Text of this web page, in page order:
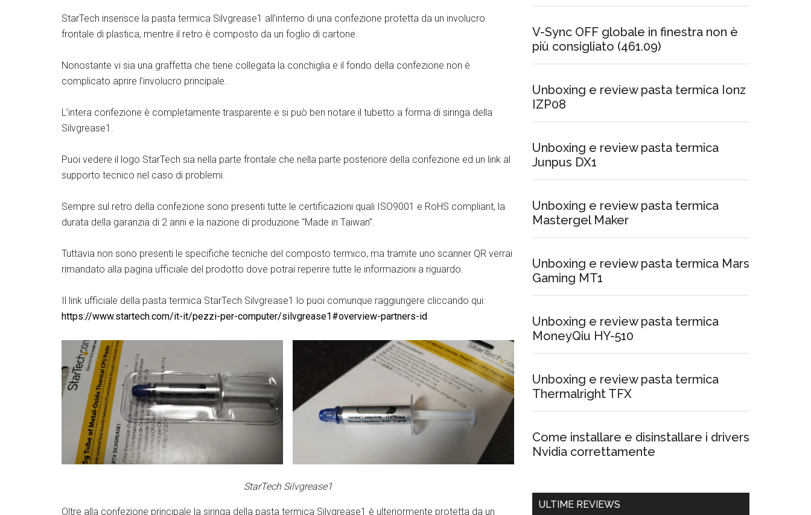
StarTech inserisce la pasta termica Silvgrease1 all’interno di una confezione protetta da un involucro
frontale di plastica, mentre il retro è composto da un foglio di cartone.
Nonostante vi sia una graffetta che tiene collegata la conchiglia e il fondo della confezione non è
complicato aprire l’involucro principale.
L’intera confezione è completamente trasparente e si può ben notare il tubetto a forma di siringa della
Silvgrease1.
Puoi vedere il logo StarTech sia nella parte frontale che nella parte posteriore della confezione ed un link al
supporto tecnico nel caso di problemi.
Sempre sul retro della confezione sono presenti tutte le certificazioni quali ISO9001 e RoHS compliant, la
durata della garanzia di 2 anni e la nazione di produzione “Made in Taiwan”.
Tuttavia non sono presenti le specifiche tecniche del composto termico, ma tramite uno scanner QR verrai
rimandato alla pagina ufficiale del prodotto dove potrai reperire tutte le informazioni a riguardo.
Il link ufficiale della pasta termica StarTech Silvgrease1 lo puoi comunque raggiungere cliccando qui:
https://www.startech.com/it-it/pezzi-per-computer/silvgrease1#overview-partners-id
StarTech Silvgrease1
Oltre alla confezione principale la siringa della pasta termica Silvgrease1 è ulteriormente protetta da un
V-Sync OFF globale in finestra non è
più consigliato (461.09)
Unboxing e review pasta termica Ionz
IZP08
Unboxing e review pasta termica
Junpus DX1
Unboxing e review pasta termica
Mastergel Maker
Unboxing e review pasta termica Mars
Gaming MT1
Unboxing e review pasta termica
MoneyQiu HY-510
Unboxing e review pasta termica
Thermalright TFX
Come installare e disinstallare i drivers
Nvidia correttamente
ULTIME REVIEWS